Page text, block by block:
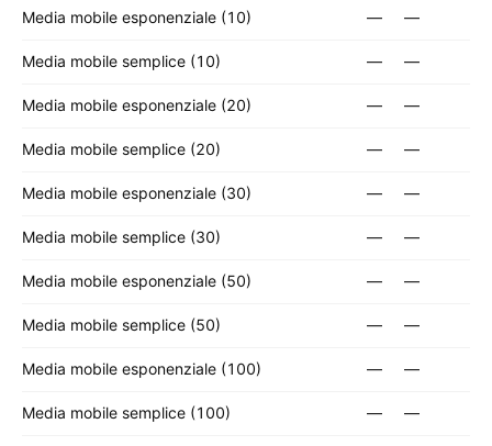
Media mobile esponenziale (10) — —
Media mobile semplice (10) — —
Media mobile esponenziale (20) — —
Media mobile semplice (20) — —
Media mobile esponenziale (30) — —
Media mobile semplice (30) — —
Media mobile esponenziale (50) — —
Media mobile semplice (50) — —
Media mobile esponenziale (100) — —
Media mobile semplice (100) — —